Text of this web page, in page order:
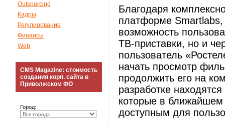
Outsourcing
Кадры
Регулирование
Финансы
Web
CMS Magazine: стоимость
создания корп. сайта в
Приволжском ФО
Город:
Благодаря
платформе
возможность
ТВ-приставки, но и
пользователь
начать просмотр
продолжить его на
разработке
которые в
доступным для